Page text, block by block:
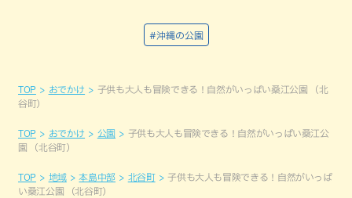
#沖縄の公園
TOP おでかけ
子供も大人も冒険できる！自然がいっぱい桑江公園 （北
谷町）
TOP おでかけ 公園
子供も大人も冒険できる！自然がいっぱい桑江公
園 （北谷町）
TOP 地域 本島中部 北谷町
子供も大人も冒険できる！自然がいっぱ
い桑江公園 （北谷町）